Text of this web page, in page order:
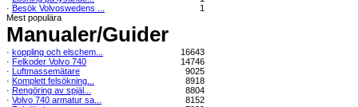
· Besök Volvoswedens ...
1
Mest populära
Manualer/Guider
· koppling och elschem...
16643
· Felkoder Volvo 740
14746
· Luftmassemätare
9025
· Komplett felsökning...
8918
· Rengöring av spjäl...
8804
· Volvo 740 armatur sa...
8152